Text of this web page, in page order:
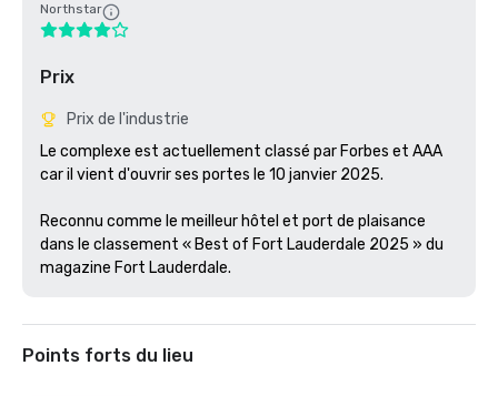
Northstar
Prix
Prix de l'industrie
Le complexe est actuellement classé par Forbes et AAA
car il vient d'ouvrir ses portes le 10 janvier 2025.
Reconnu comme le meilleur hôtel et port de plaisance
dans le classement « Best of Fort Lauderdale 2025 » du
magazine Fort Lauderdale.
Points forts du lieu